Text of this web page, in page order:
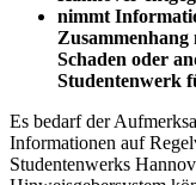
nimmt
Zusammenhang
Schaden oder
Studentenwerk
Es bedarf der
Informationen auf
Studentenwerks